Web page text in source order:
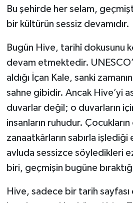
Bu şehirde her selam,
bir kültürün sessiz devamıdır.
Bugün Hive, tarihî dokusunu
devam etmektedir.
aldığı İçan Kale, sanki zamanın
sahne gibidir. Ancak Hive’yi
duvarlar değil; o duvarların
insanların ruhudur.
zanaatkârların sabırla işlediği
avluda sessizce söyledikleri
biri, geçmişin bugüne
Hive, sadece bir tarih